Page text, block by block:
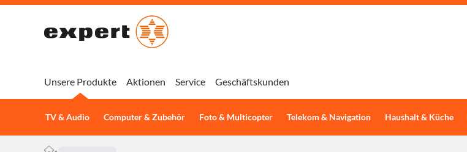
Unsere Produkte
TV & Audio Computer & Zubehör Foto & Multicopter Telekom & Navigation Haushalt & Küche
Aktionen Service Geschäftskunden